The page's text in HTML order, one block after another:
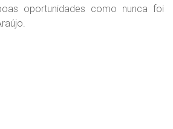
oportunidades como nunca foi